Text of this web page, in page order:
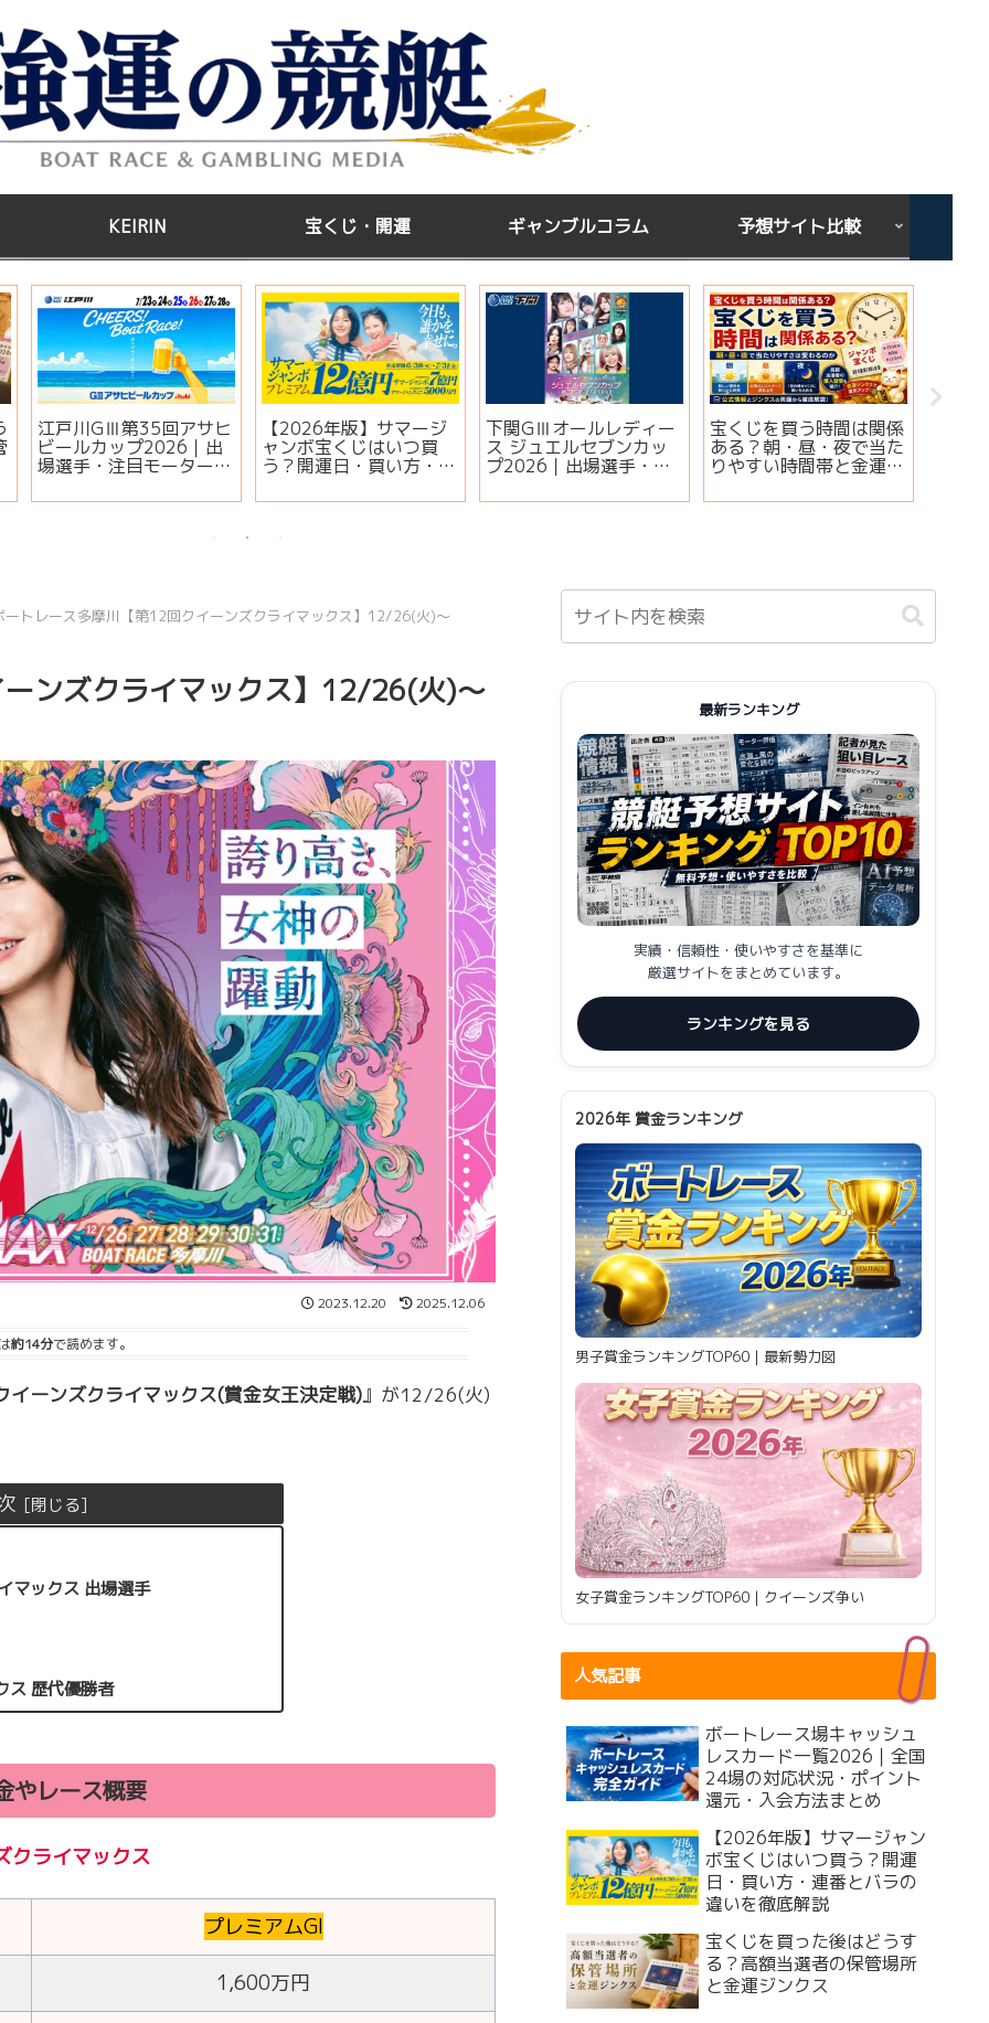
KEIRIN 宝くじ・開運 ギャンブルコラム 予想サイト比較
江戸川GⅢ第35回アサヒ
ビールカップ2026｜出
場選手・注目モーター・
【2026年版】サマージ
ャンボ宝くじはいつ買
う？開運日・買い方・連
説
下関GⅢオールレディー
ス ジュエルセブンカッ
プ2026｜出場選手・注
報まとめ
宝くじを買う時間は関係
ある？朝・昼・夜で当た
りやすい時間帯と金運ジ
ートレース多摩川【第12回クイーンズクライマックス】12/26(火)～
ンズクライマックス】12/26(火)～
2023.12.20 2025.12.06
約14分で読めます。
イーンズクライマックス(賞金女王決定戦)』が12/26(火)
マックス 出場選手
ス 歴代優勝者
やレース概要
クライマックス
プレミアムGI
1,600万円
最新ランキング
実績・信頼性・使いやすさを基準に
厳選サイトをまとめています。
ランキングを見る
2026年 賞金ランキング
男子賞金ランキングTOP60｜最新勢力図
女子賞金ランキングTOP60｜クイーンズ争い
人気記事
ボートレース場キャッシュ
レスカード一覧2026｜全国
24場の対応状況・ポイント
還元・入会方法まとめ
【2026年版】サマージャン
ボ宝くじはいつ買う？開運
日・買い方・連番とバラの
違いを徹底解説
宝くじを買った後はどうす
る？高額当選者の保管場所
と金運ジンクス